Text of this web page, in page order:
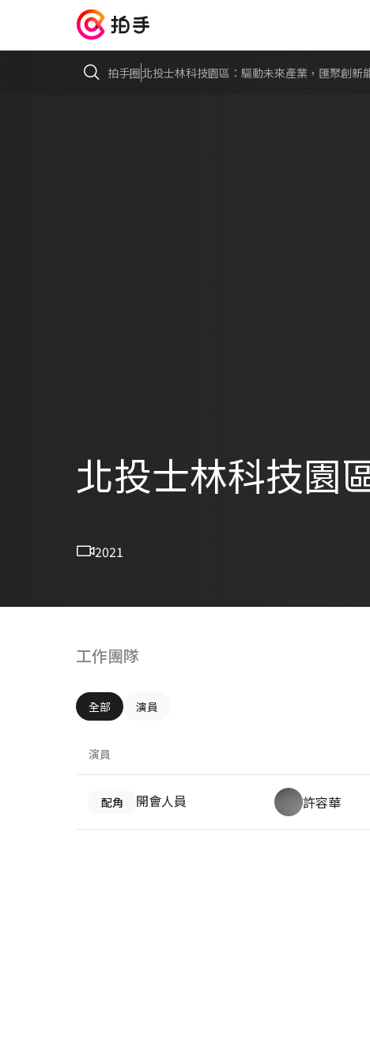
拍手圈北投士林科技園區：驅動未來產業，匯聚創新
北投士林科技園
2021
工作團隊
全部 演員
演員
配角 開會人員 許容華